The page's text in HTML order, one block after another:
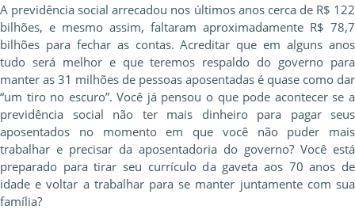
A previdência social arrecadou nos últimos anos cerca de R$ 122
bilhões, e mesmo assim, faltaram aproximadamente R$ 78,7
bilhões para fechar as contas. Acreditar que em alguns anos
tudo será melhor e que teremos respaldo do governo para
manter as 31 milhões de pessoas aposentadas é quase como dar
“um tiro no escuro”. Você já pensou o que pode acontecer se a
previdência social não ter mais dinheiro para pagar seus
aposentados no momento em que você não puder mais
trabalhar e precisar da aposentadoria do governo? Você está
preparado para tirar seu currículo da gaveta aos 70 anos de
idade e voltar a trabalhar para se manter juntamente com sua
família?